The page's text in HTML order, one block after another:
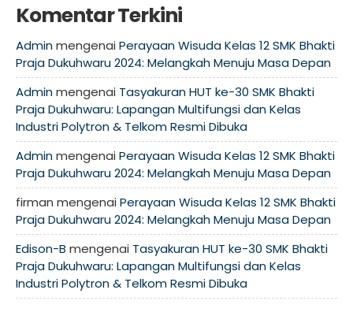
Komentar Terkini
Adminmengenai Perayaan Wisuda Kelas 12 SMK Bhakti
Praja Dukuhwaru 2024: Melangkah Menuju Masa Depan
Adminmengenai Tasyakuran HUT ke-30 SMK Bhakti
Praja Dukuhwaru: Lapangan Multifungsi dan Kelas
Industri Polytron & Telkom Resmi Dibuka
Adminmengenai Perayaan Wisuda Kelas 12 SMK Bhakti
Praja Dukuhwaru 2024: Melangkah Menuju Masa Depan
firman mengenai Perayaan Wisuda Kelas 12 SMK Bhakti
Praja Dukuhwaru 2024: Melangkah Menuju Masa Depan
Edison-B mengenai Tasyakuran HUT ke-30 SMK Bhakti
Praja Dukuhwaru: Lapangan Multifungsi dan Kelas
Industri Polytron & Telkom Resmi Dibuka